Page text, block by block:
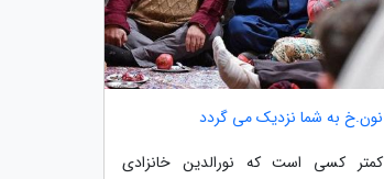
نون.خ به شما نزدیک می گردد
کمتر کسی است که نورالدین خانزادی